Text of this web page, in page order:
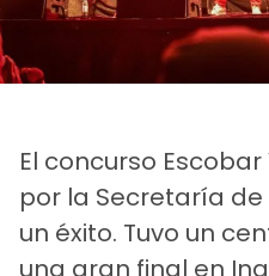
El concurso
por la Secretaría
un éxito. Tuvo un
una gran final en